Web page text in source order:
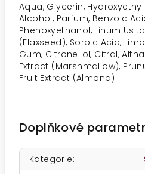
Aqua, Glycerin,
Alcohol, Parfum, Benzoic
Phenoxyethanol, Linum
(Flaxseed), Sorbic Acid,
Gum, Citronellol, Citral,
Extract (Marshmallow),
Fruit Extract (Almond).
Doplňkové
Kategorie: